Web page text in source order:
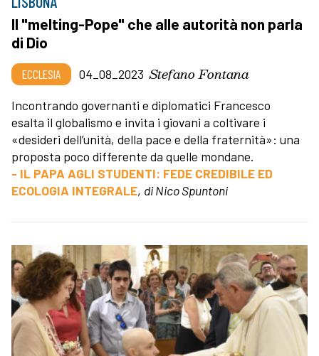
Il "melting-Pope" che alle autorità non parla
di Dio
ECCLESIA 04_08_2023 Stefano Fontana
Incontrando governanti e diplomatici Francesco
esalta il globalismo e invita i giovani a coltivare i
«desideri dell’unità, della pace e della fraternità»: una
proposta poco differente da quelle mondane.
- IL PAPA AGLI STUDENTI: FEDE CREDIBILE ED
ECOLOGIA INTEGRALE, di Nico Spuntoni